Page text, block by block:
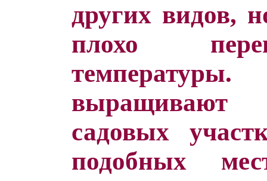
других видов,
плохо
выращивают
садовых
подобных